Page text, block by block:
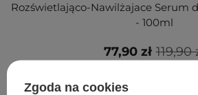
Rozświetlająco-Nawilżajace Serum
- 100ml
119,90
77,90 zł
Zgoda na cookies